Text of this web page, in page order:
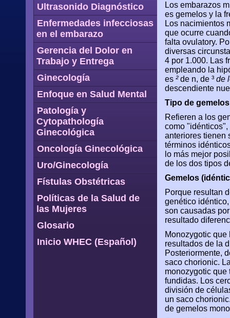
Ultrasonido Diagnóstico
Enfermedades infecciosas
en el embarazo
Gerencia del Dolor en
Trabajo y Entrega
Ginecología
Enfoque en Salud Mental
Patología y
Cytopathología
Ginecológica
Oncología Ginecológica
Uro/Ginecología
Fístulas Obstétricas
Políticas de la Salud de
las Mujeres
Glosario
Inicio WHEC (Español)
Los embarazos
es gemelos y la
Los nacimientos
que ocurre
falta ovulatory.
diversas
4 por 1.000. Las
empleando la
es ²de n, de ³ de
descendiente
Tipo de
Refieren a los
como
anteriores tienen
términos
lo más mejor
de los dos tipos
Gemelos
Porque resultan
genético
son causadas
resultado
Monozygotic
resultados de la
Posteriormente,
saco chorionic.
monozygotic que
fundidas. Los
división de
un saco
de gemelos